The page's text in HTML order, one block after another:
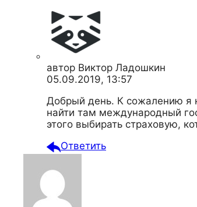
автор Виктор Ладошкин
05.09.2019, 13:57
Добрый день. К сожалению я
найти там международный
этого выбирать страховую,
Ответить